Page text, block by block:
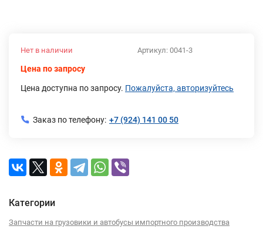
Артикул: 0041-3
Нет в наличии
Цена по запросу
Цена доступна по запросу. Пожалуйста, авторизуйтесь
Заказ по телефону: +7 (924) 141 00 50
Категории
Запчасти на грузовики и автобусы импортного производства